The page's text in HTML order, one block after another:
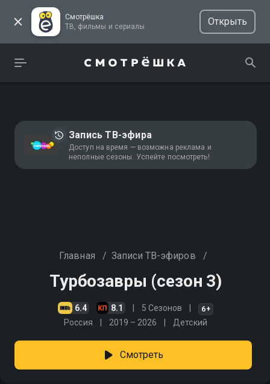
Смотрёшка
ТВ, фильмы и сериалы
Открыть
Запись ТВ-эфира
Доступ на время — возможна реклама и
неполные сезоны. Успейте посмотреть!
Главная / Записи ТВ-эфиров /
Турбозавры (сезон 3)
6.4 8.1 5 Сезонов 6+
Россия 2019 – 2026 Детский
Смотреть